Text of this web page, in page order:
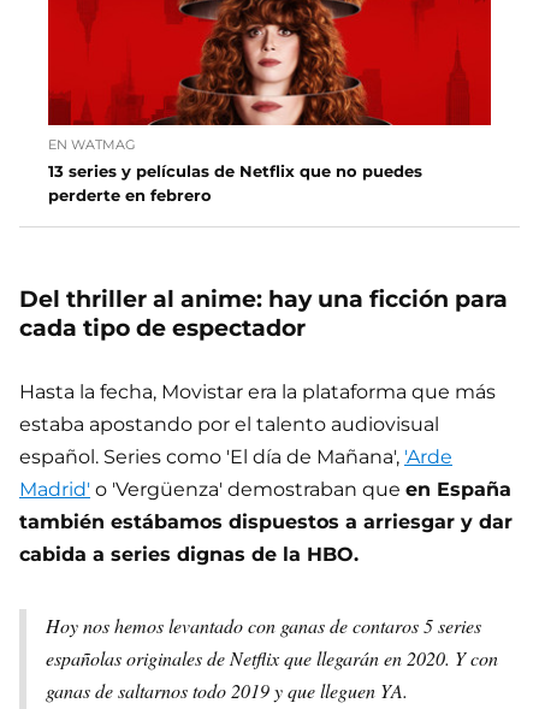
EN WATMAG
13 series y películas de Netflix que no puedes
perderte en febrero
Del thriller al anime: hay una ficción para
cada tipo de espectador
Hasta la fecha, Movistar era la plataforma que más
estaba apostando por el talento audiovisual
español. Series como 'El día de Mañana', 'Arde
Madrid' o 'Vergüenza' demostraban que en España
también estábamos dispuestos a arriesgar y dar
cabida a series dignas de la HBO.
Hoy nos hemos levantado con ganas de contaros 5 series
españolas originales de Netflix que llegarán en 2020. Y con
ganas de saltarnos todo 2019 y que lleguen YA.